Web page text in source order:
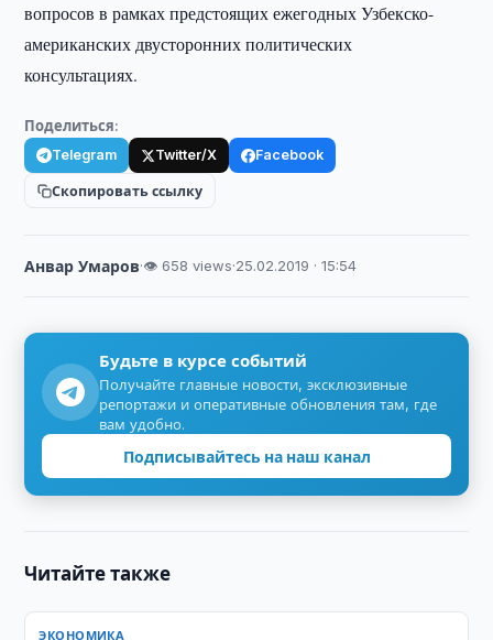
вопросов в рамках предстоящих ежегодных Узбекско-
американских двусторонних политических
консультациях.
Поделиться:
Telegram Twitter/X Facebook
Скопировать ссылку
Анвар Умаров·👁 658 views·25.02.2019 · 15:54
Будьте в курсе событий
Получайте главные новости, эксклюзивные
репортажи и оперативные обновления там, где
вам удобно.
Подписывайтесь на наш канал
Читайте также
ЭКОНОМИКА